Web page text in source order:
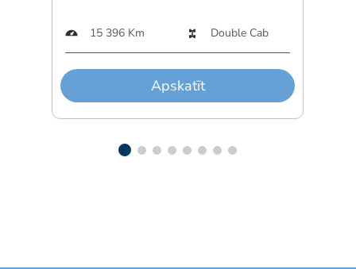
15 396 Km Double Cab
Apskatīt